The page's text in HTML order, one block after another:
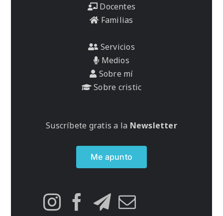
Docentes
Familias
Servicios
Medios
Sobre mí
Sobre cristic
Suscríbete gratis a la Newsletter
Me apunto